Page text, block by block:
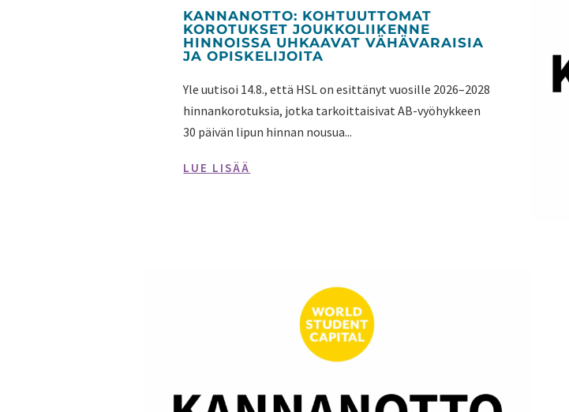
KANNANOTTO: KOHTUUTTOMAT
KOROTUKSET JOUKKOLIIKENNE
HINNOISSA UHKAAVAT VÄHÄVARAISIA
JA OPISKELIJOITA
Yle uutisoi 14.8., että HSL on esittänyt vuosille 2026–2028
hinnankorotuksia, jotka tarkoittaisivat AB-vyöhykkeen
30 päivän lipun hinnan nousua...
LUE LISÄÄ